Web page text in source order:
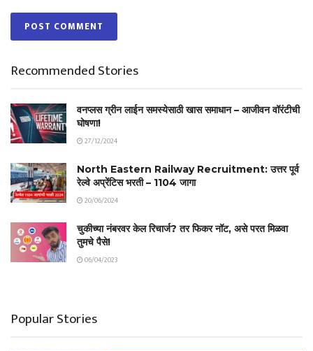
Recommended Stories
वनप्लस ग्रीन लाईन समस्येसाठी खास समाधान – आजीवन वॉरंटीची
घोषणा!
27/12/2024
North Eastern Railway Recruitment: उत्तर पूर्व
रेल्वे अप्रेंटिस भरती – 1104 जागा
20/06/2024
चुकीच्या नंबरवर केल रिचार्ज? तर फिकर नॉट, असे परत मिळवा
तुमचे पैसे!
06/04/2023
Popular Stories